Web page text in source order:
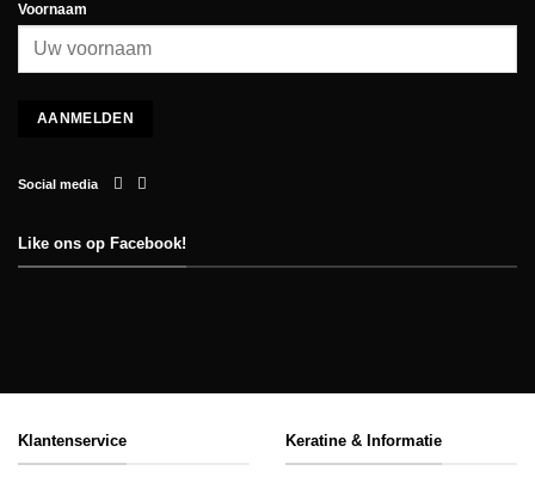
Voornaam
Social media
Like ons op Facebook!
Klantenservice Keratine & Informatie